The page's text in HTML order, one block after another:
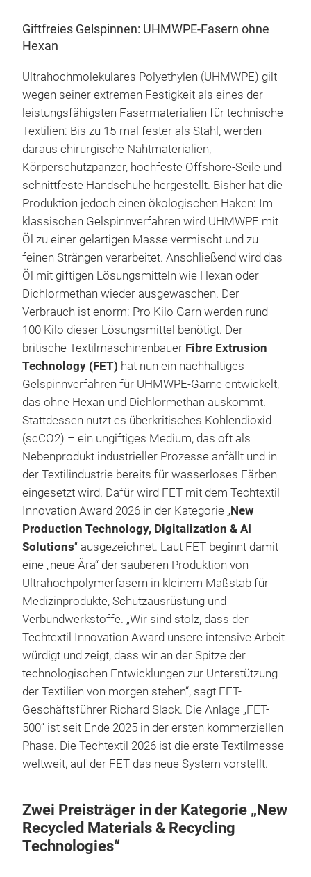
Giftfreies Gelspinnen: UHMWPE-Fasern ohne
Hexan
Ultrahochmolekulares Polyethylen (UHMWPE) gilt
wegen seiner extremen Festigkeit als eines der
leistungsfähigsten Fasermaterialien für technische
Textilien: Bis zu 15-mal fester als Stahl, werden
daraus chirurgische Nahtmaterialien,
Körperschutzpanzer, hochfeste Offshore-Seile und
schnittfeste Handschuhe hergestellt. Bisher hat die
Produktion jedoch einen ökologischen Haken: Im
klassischen Gelspinnverfahren wird UHMWPE mit
Öl zu einer gelartigen Masse vermischt und zu
feinen Strängen verarbeitet. Anschließend wird das
Öl mit giftigen Lösungsmitteln wie Hexan oder
Dichlormethan wieder ausgewaschen. Der
Verbrauch ist enorm: Pro Kilo Garn werden rund
100 Kilo dieser Lösungsmittel benötigt. Der
britische Textilmaschinenbauer Fibre Extrusion
Technology (FET) hat nun ein nachhaltiges
Gelspinnverfahren für UHMWPE-Garne entwickelt,
das ohne Hexan und Dichlormethan auskommt.
Stattdessen nutzt es überkritisches Kohlendioxid
(scCO2) – ein ungiftiges Medium, das oft als
Nebenprodukt industrieller Prozesse anfällt und in
der Textilindustrie bereits für wasserloses Färben
eingesetzt wird. Dafür wird FET mit dem Techtextil
Innovation Award 2026 in der Kategorie „New
Production Technology, Digitalization & AI
Solutions“ ausgezeichnet. Laut FET beginnt damit
eine „neue Ära“ der sauberen Produktion von
Ultrahochpolymerfasern in kleinem Maßstab für
Medizinprodukte, Schutzausrüstung und
Verbundwerkstoffe. „Wir sind stolz, dass der
Techtextil Innovation Award unsere intensive Arbeit
würdigt und zeigt, dass wir an der Spitze der
technologischen Entwicklungen zur Unterstützung
der Textilien von morgen stehen“, sagt FET-
Geschäftsführer Richard Slack. Die Anlage „FET-
500“ ist seit Ende 2025 in der ersten kommerziellen
Phase. Die Techtextil 2026 ist die erste Textilmesse
weltweit, auf der FET das neue System vorstellt.
Zwei Preisträger in der Kategorie „New
Recycled Materials & Recycling
Technologies“